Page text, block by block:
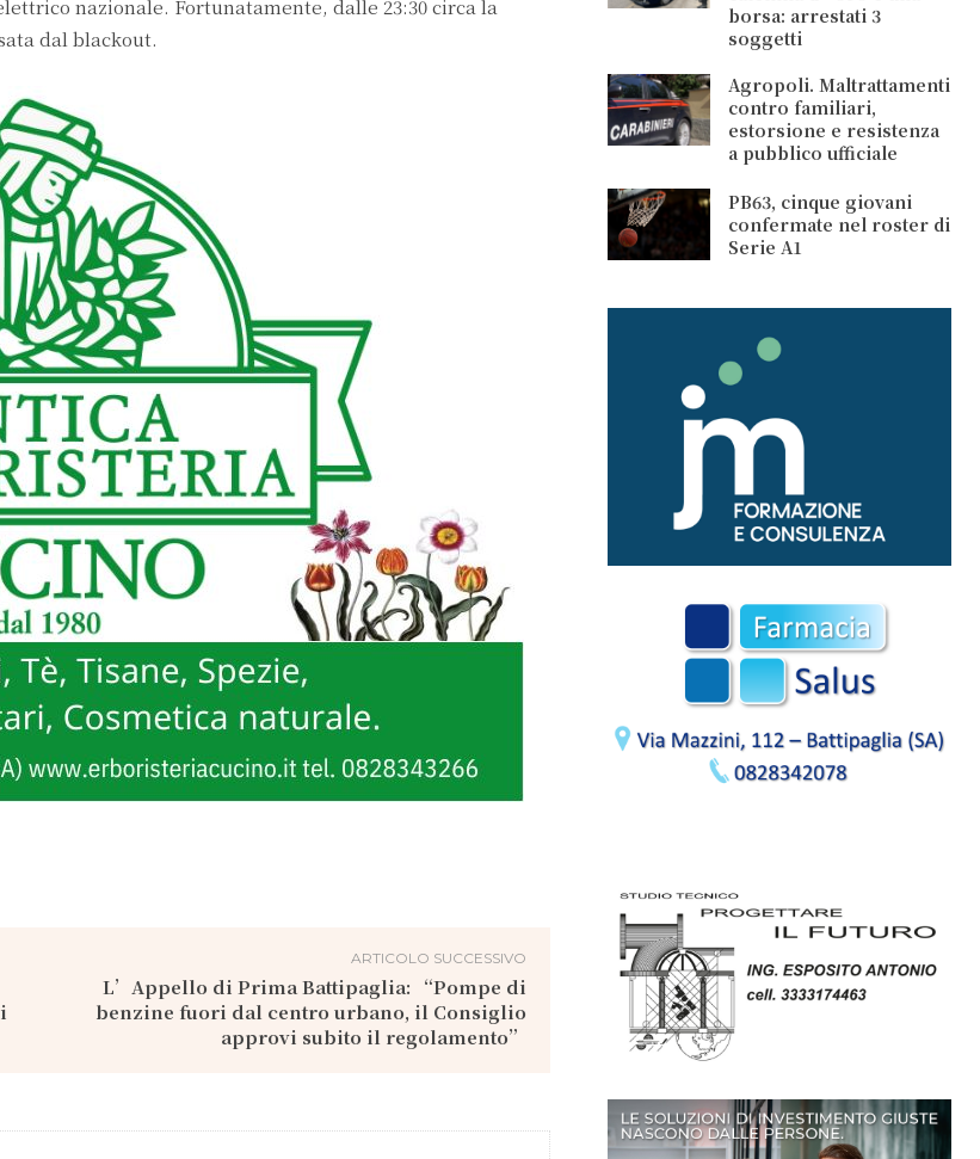
nazionale. Fortunatamente, dalle 23:30 circa la
dal blackout.
ARTICOLO SUCCESSIVO
L’Appello di Prima Battipaglia: “Pompe di
benzine fuori dal centro urbano, il Consiglio
approvi subito il regolamento”
borsa: arrestati 3
soggetti
Agropoli. Maltrattamenti
contro familiari,
estorsione e resistenza
a pubblico ufficiale
PB63, cinque giovani
confermate nel roster di
Serie A1